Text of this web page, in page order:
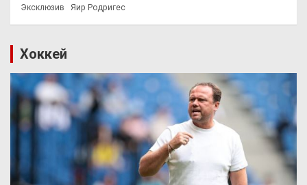
Эксклюзив Яир Родригес
Хоккей